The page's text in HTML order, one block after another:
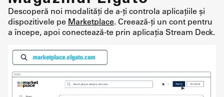
Descoperă noi modalități de a-ți controla aplicațiile și
dispozitivele pe Marketplace. Creează-ți un cont pentru
a începe, apoi conectează-te prin aplicația Stream Deck.